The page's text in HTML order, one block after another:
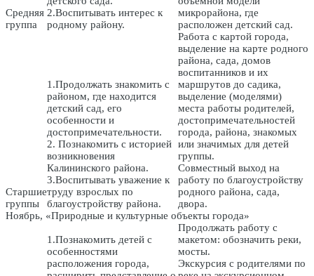
Средняя
группа
2.Воспитывать интерес к
родному району.
микрорайона, где
расположен детский сад.
Старшие
группы
1.Продолжать знакомить с
районом, где находится
детский сад, его
особенности и
достопримечательности.
2. Познакомить с историей
возникновения
Калининского района.
3.Воспитывать уважение к
труду взрослых по
благоустройству района.
Работа с картой города,
выделение на карте родного
района, сада, домов
воспитанников и их
маршрутов до садика,
выделение (моделями)
места работы родителей,
достопримечательностей
города, района, знакомых
или значимых для детей
группы.
Совместный выход на
работу по благоустройству
родного района, сада,
двора.
Ноябрь, «Природные и культурные объекты города»
1.Познакомить детей с
особенностями
расположения города,
Продолжать работу с
макетом: обозначить реки,
мосты.
Экскурсия с родителями по